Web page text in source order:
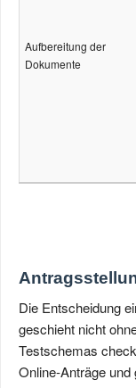
Aufbereitung der
Dokumente
Die Entscheidung
geschieht nicht
Testschemas
Online-Anträge